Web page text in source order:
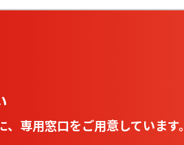
専用窓口をご用意しています。